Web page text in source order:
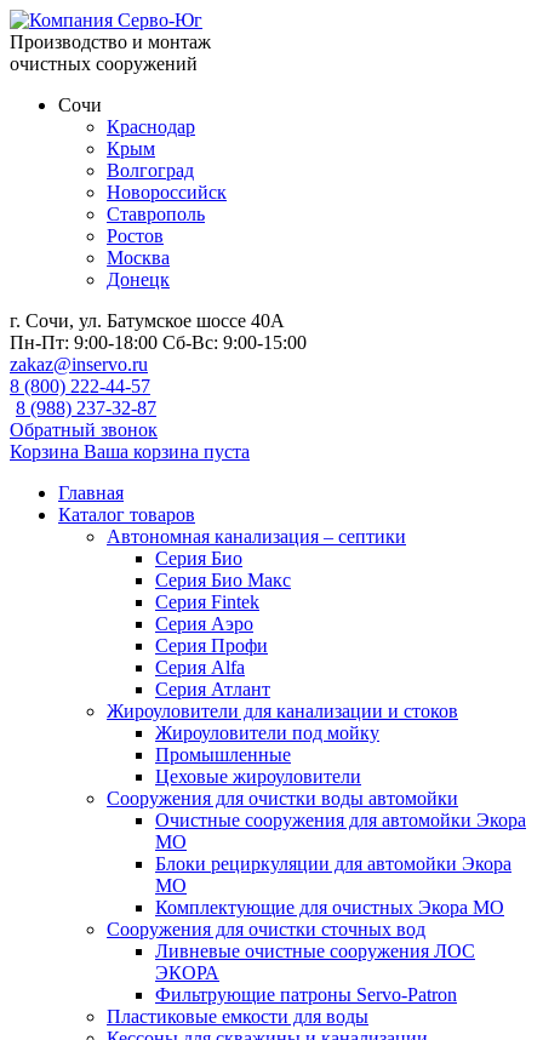
Производство и монтаж
очистных сооружений
Сочи
Краснодар
Крым
Волгоград
Новороссийск
Ставрополь
Ростов
Москва
Донецк
г. Сочи, ул. Батумское шоссе 40А
Пн-Пт: 9:00-18:00 Сб-Вс: 9:00-15:00
zakaz@inservo.ru
8 (800) 222-44-57
8 (988) 237-32-87
Обратный звонок
Корзина Ваша корзина пуста
Главная
Каталог товаров
Автономная канализация – септики
Серия Био
Серия Био Макс
Серия Fintek
Серия Аэро
Серия Профи
Серия Alfa
Серия Атлант
Жироуловители для канализации и стоков
Жироуловители под мойку
Промышленные
Цеховые жироуловители
Сооружения для очистки воды автомойки
Очистные сооружения для автомойки Экора
МО
Блоки рециркуляции для автомойки Экора
МО
Комплектующие для очистных Экора МО
Сооружения для очистки сточных вод
Ливневые очистные сооружения ЛОС
ЭКОРА
Фильтрующие патроны Servo-Patron
Пластиковые емкости для воды